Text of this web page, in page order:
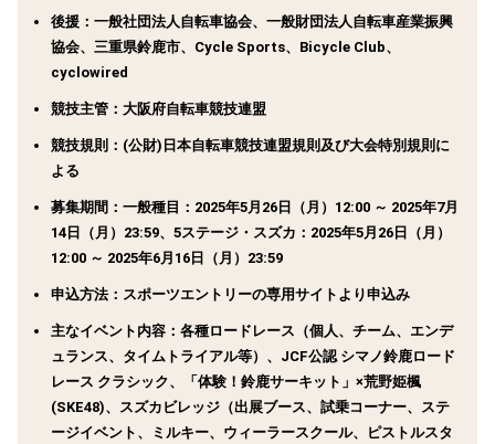
後援： 一般社団法人自転車協会、 一般財団法人自転車産業振興
協会、 三重県鈴鹿市、 Cycle Sports、 Bicycle Club、
cyclowired
競技主管： 大阪府自転車競技連盟
競技規則： (公財)日本自転車競技連盟規則及び大会特別規則に
よる
募集期間： 一般種目：2025年5月26日（月）12:00 ～ 2025年7月
14日（月）23:59、 5ステージ・スズカ：2025年5月26日（月）
12:00 ～ 2025年6月16日（月）23:59
申込方法： スポーツエントリーの専用サイトより申込み
主なイベント内容： 各種ロードレース（個人、チーム、エンデ
ュランス、タイムトライアル等）、 JCF公認 シマノ鈴鹿ロード
レース クラシック、
「体験！鈴鹿サーキット」×荒野姫楓
(SKE48)、 スズカビレッジ（出展ブース、試乗コーナー、ステ
ージイベント、ミルキー、ウィーラースクール、ピストルスタ